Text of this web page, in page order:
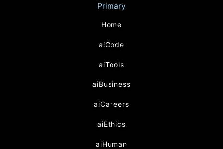
Primary
Home
aiCode
aiTools
aiBusiness
aiCareers
aiEthics
aiHuman